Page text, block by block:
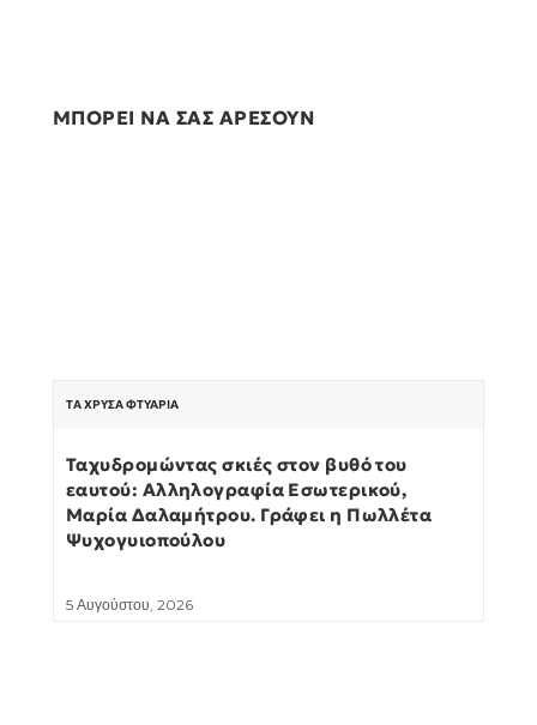
ΜΠΟΡΕΙ ΝΑ ΣΑΣ ΑΡΕΣΟΥΝ
ΤΑ ΧΡΥΣΆ ΦΤΥΆΡΙΑ
Ταχυδρομώντας σκιές στον βυθό του
εαυτού: Αλληλογραφία Εσωτερικού,
Μαρία Δαλαμήτρου. Γράφει η Πωλλέτα
Ψυχογυιοπούλου
5 Αυγούστου, 2026